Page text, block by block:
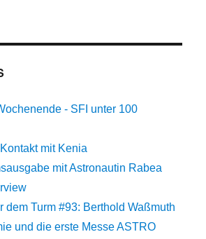
- SFI unter 100
mit Kenia
mit Astronautin Rabea
dem Turm #93: Berthold Waßmuth
und die erste Messe ASTRO